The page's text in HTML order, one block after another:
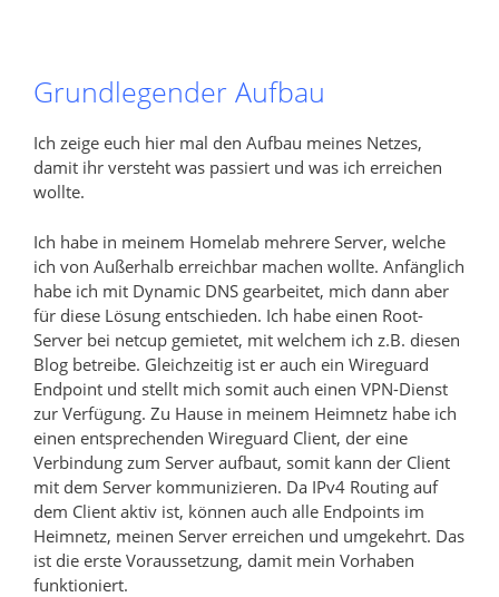
Grundlegender Aufbau
Ich zeige euch hier mal den Aufbau meines Netzes,
damit ihr versteht was passiert und was ich erreichen
wollte.
Ich habe in meinem Homelab mehrere Server, welche
ich von Außerhalb erreichbar machen wollte. Anfänglich
habe ich mit Dynamic DNS gearbeitet, mich dann aber
für diese Lösung entschieden. Ich habe einen Root-
Server bei netcup gemietet, mit welchem ich z.B. diesen
Blog betreibe. Gleichzeitig ist er auch ein Wireguard
Endpoint und stellt mich somit auch einen VPN-Dienst
zur Verfügung. Zu Hause in meinem Heimnetz habe ich
einen entsprechenden Wireguard Client, der eine
Verbindung zum Server aufbaut, somit kann der Client
mit dem Server kommunizieren. Da IPv4 Routing auf
dem Client aktiv ist, können auch alle Endpoints im
Heimnetz, meinen Server erreichen und umgekehrt. Das
ist die erste Voraussetzung, damit mein Vorhaben
funktioniert.